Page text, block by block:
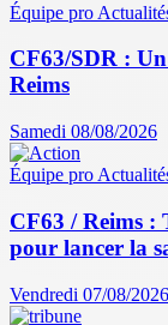
Équipe pro
CF63/SDR :
Reims
Samedi 08/08/2026
Équipe pro
CF63 / Reims :
pour lancer la
Vendredi 07/08/2026